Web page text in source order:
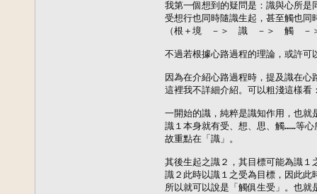
我第一個想到的疑問是：識與心所
受想行也同時隨識生起，甚至觸也
（根＋境　－＞　識　－＞　觸　
不過若根據心路過程的理論，或許可
因為在介紹心路過程時，提及識在
這裡我不詳細介紹。可以粗淺這樣看
一開始的識，純粹是識知作用，也
識１本身就有受、想、思、觸……等
故重點在「識」。
其後生起之識２，其目標可能為識
識２此時以識１之受為目標，因此此
所以就可以說是「觸俱生受」。也就